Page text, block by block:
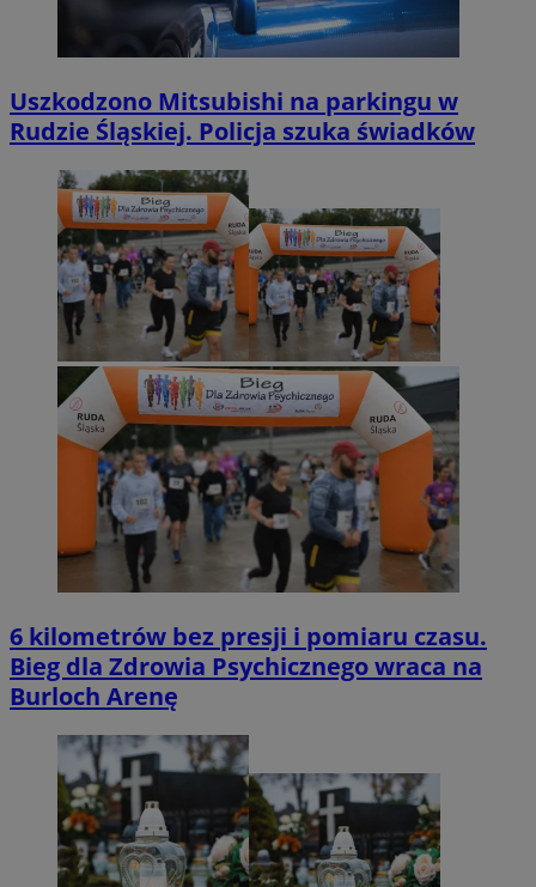
Uszkodzono Mitsubishi na parkingu w
Rudzie Śląskiej. Policja szuka świadków
6 kilometrów bez presji i pomiaru czasu.
Bieg dla Zdrowia Psychicznego wraca na
Burloch Arenę